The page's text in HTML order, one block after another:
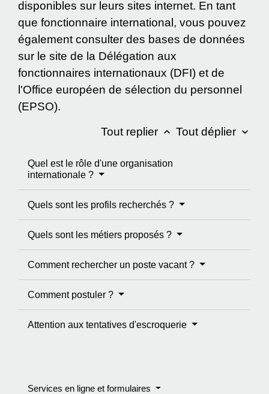
disponibles sur leurs sites internet. En tant
que fonctionnaire international, vous pouvez
également consulter des bases de données
sur le site de la Délégation aux
fonctionnaires internationaux (DFI) et de
l'Office européen de sélection du personnel
(EPSO).
Tout replier keyboard_arrow_up Tout déplier keyboard_arrow_down
Quel est le rôle d'une organisation
internationale ?
Quels sont les profils recherchés ?
Quels sont les métiers proposés ?
Comment rechercher un poste vacant ?
Comment postuler ?
Attention aux tentatives d'escroquerie
Services en ligne et formulaires